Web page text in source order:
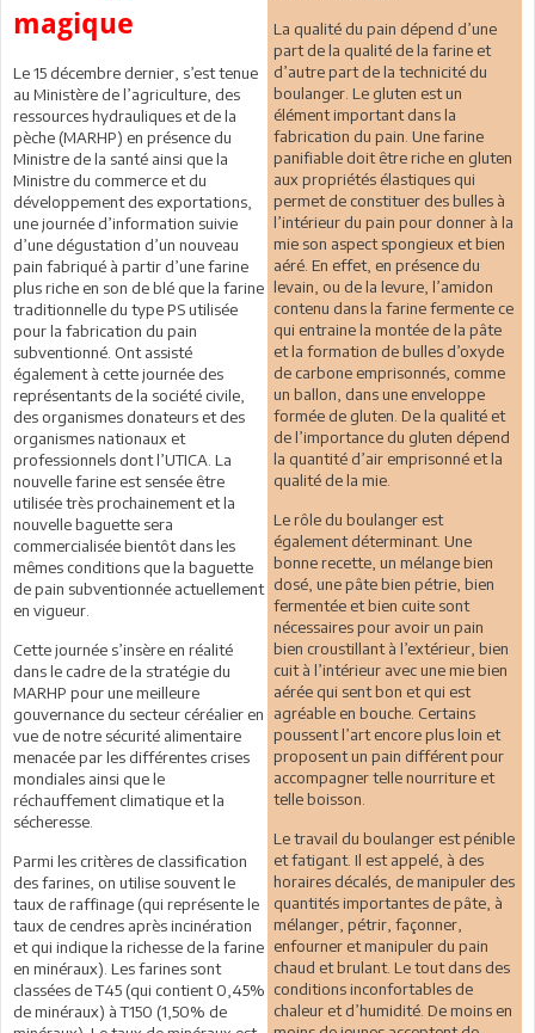
La qualité du pain dépend d’une
part de la qualité de la farine et
d’autre part de la technicité du
boulanger. Le gluten est un
élément important dans la
fabrication du pain. Une farine
panifiable doit être riche en gluten
aux propriétés élastiques qui
permet de constituer des bulles à
l’intérieur du pain pour donner à la
mie son aspect spongieux et bien
aéré. En effet, en présence du
levain, ou de la levure, l’amidon
contenu dans la farine fermente ce
qui entraine la montée de la pâte
et la formation de bulles d’oxyde
de carbone emprisonnés, comme
un ballon, dans une enveloppe
formée de gluten. De la qualité et
de l’importance du gluten dépend
la quantité d’air emprisonné et la
qualité de la mie.
Le rôle du boulanger est
également déterminant. Une
bonne recette, un mélange bien
dosé, une pâte bien pétrie, bien
fermentée et bien cuite sont
nécessaires pour avoir un pain
bien croustillant à l’extérieur, bien
cuit à l’intérieur avec une mie bien
aérée qui sent bon et qui est
agréable en bouche. Certains
poussent l’art encore plus loin et
proposent un pain différent pour
accompagner telle nourriture et
telle boisson.
Le travail du boulanger est pénible
et fatigant. Il est appelé, à des
horaires décalés, de manipuler des
quantités importantes de pâte, à
mélanger, pétrir, façonner,
enfourner et manipuler du pain
chaud et brulant. Le tout dans des
conditions inconfortables de
chaleur et d’humidité. De moins en
magique
Le 15 décembre dernier, s’est tenue
au Ministère de l’agriculture, des
ressources hydrauliques et de la
pèche (MARHP) en présence du
Ministre de la santé ainsi que la
Ministre du commerce et du
développement des exportations,
une journée d’information suivie
d’une dégustation d’un nouveau
pain fabriqué à partir d’une farine
plus riche en son de blé que la farine
traditionnelle du type PS utilisée
pour la fabrication du pain
subventionné. Ont assisté
également à cette journée des
représentants de la société civile,
des organismes donateurs et des
organismes nationaux et
professionnels dont l’UTICA. La
nouvelle farine est sensée être
utilisée très prochainement et la
nouvelle baguette sera
commercialisée bientôt dans les
mêmes conditions que la baguette
de pain subventionnée actuellement
en vigueur.
Cette journée s’insère en réalité
dans le cadre de la stratégie du
MARHP pour une meilleure
gouvernance du secteur céréalier en
vue de notre sécurité alimentaire
menacée par les différentes crises
mondiales ainsi que le
réchauffement climatique et la
sécheresse.
Parmi les critères de classification
des farines, on utilise souvent le
taux de raffinage (qui représente le
taux de cendres après incinération
et qui indique la richesse de la farine
en minéraux). Les farines sont
classées de T45 (qui contient 0,45%
de minéraux) à T150 (1,50% de